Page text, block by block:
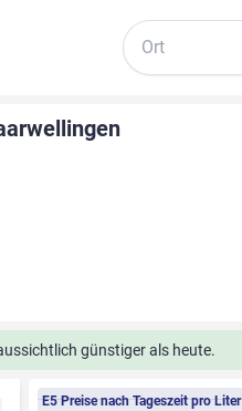
Suche
günstiger als heute.
E5 Preise nach Tageszeit pro Liter